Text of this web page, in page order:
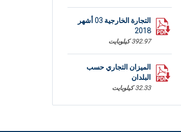
التجارة الخارجية 03 أشهر
2018
392.97 كيلوبايت
الميزان التجاري حسب
البلدان
32.33 كيلوبايت